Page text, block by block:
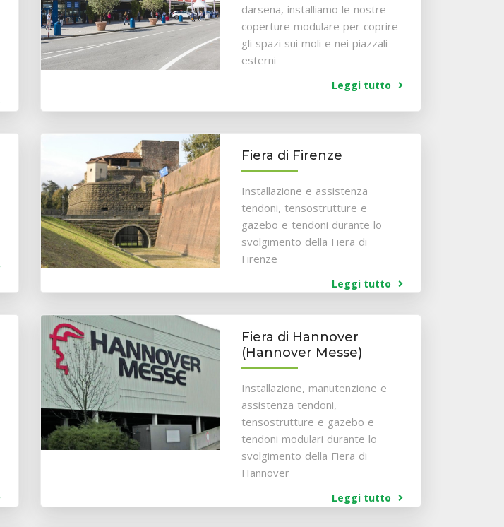
darsena, installiamo le nostre
coperture modulare per coprire
gli spazi sui moli e nei piazzali
esterni
Leggi tutto
Fiera di Firenze
Installazione e assistenza
tendoni, tensostrutture e
gazebo e tendoni durante lo
svolgimento della Fiera di
Firenze
Leggi tutto
Fiera di Hannover
(Hannover Messe)
Installazione, manutenzione e
assistenza tendoni,
tensostrutture e gazebo e
tendoni modulari durante lo
svolgimento della Fiera di
Hannover
Leggi tutto